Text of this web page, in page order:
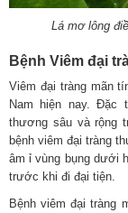
Lá mơ lông
Bệnh Viêm đại
Viêm đại tràng mãn
Nam hiện nay. Đặc
thương sâu và rộng
bệnh viêm đại tràng
âm ỉ vùng bụng dưới
trước khi đi đại tiện.
Bệnh viêm đại tràng